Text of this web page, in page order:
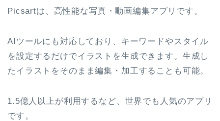
Picsartは、高性能な写真・動画編集アプリです。
AIツールにも対応しており、キーワードやスタイル
を設定するだけでイラストを生成できます。生成し
たイラストをそのまま編集・加工することも可能。
1.5億人以上が利用するなど、世界でも人気のアプリ
です。